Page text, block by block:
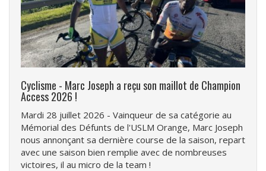
Cyclisme - Marc Joseph a reçu son maillot de Champion
Access 2026 !
Mardi 28 juillet 2026 - Vainqueur de sa catégorie au
Mémorial des Défunts de l'USLM Orange, Marc Joseph
nous annonçant sa dernière course de la saison, repart
avec une saison bien remplie avec de nombreuses
victoires, il au micro de la team !